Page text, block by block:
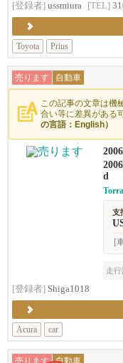
[登録者] ussmiura [TEL]
Toyota
Prius
売ります 自動車
この記事の文章は機
合い等に差異がある
の言語：English）
d
支
[
走
[登録者] Shiga1018
Acura
car
売ります 自動車